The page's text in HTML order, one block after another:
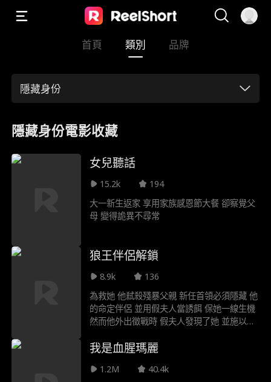
首頁 類別 品牌
隱藏身份
隱藏身份電影收藏
女兒聽話
15.2k
194
大一新生返家 享用家族感恩節大餐 卻察覺父
母 變得詭異不尋常
狼王伴侶解鎖
8.9k
136
為救她 他弒殺殘暴父親 新任首領必須隱藏 他
的命定伴侶 並用假夫人當誘餌 保她一線生機
然而他外出徵戰時 假夫人發現了她 並施以殘
我是血腥瑪麗
1.2M
40.4k